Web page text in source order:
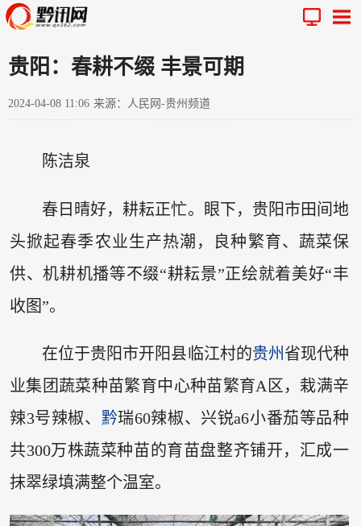
贵阳：春耕不缀 丰景可期
2024-04-08 11:06 来源：人民网-贵州频道
陈洁泉
春日晴好，耕耘正忙。眼下，贵阳市田间地
头掀起春季农业生产热潮，良种繁育、蔬菜保
供、机耕机播等不缀“耕耘景”正绘就着美好“丰
收图”。
在位于贵阳市开阳县临江村的贵州 省现代种
业集团蔬菜种苗繁育中心种苗繁育A区，栽满辛
辣3号辣椒、 黔瑞60辣椒、兴锐a6小番茄等品种
共300万株蔬菜种苗的育苗盘整齐铺开，汇成一
抹翠绿填满整个温室。